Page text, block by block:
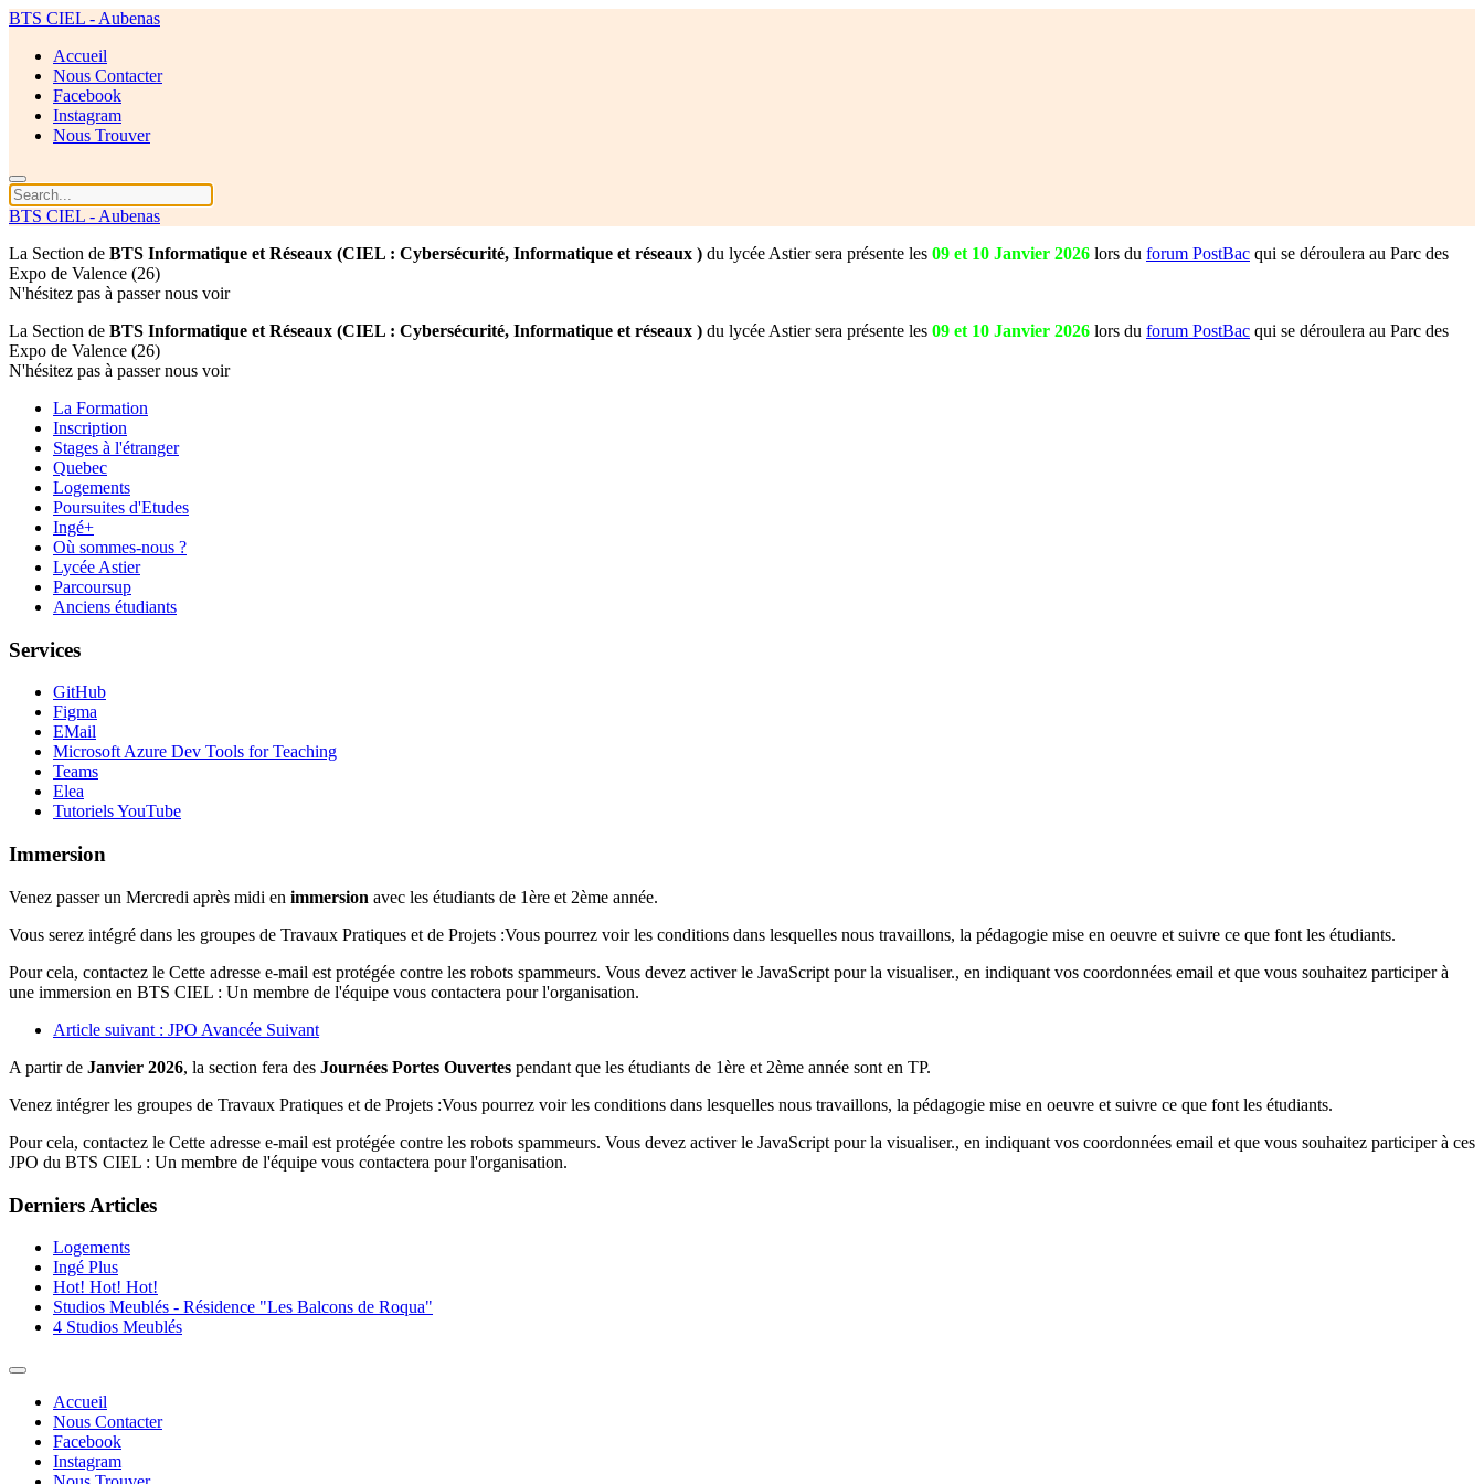
BTS CIEL - Aubenas
Accueil
Nous Contacter
Facebook
Instagram
Nous Trouver
BTS CIEL - Aubenas
La Section de BTS Informatique et Réseaux (CIEL : Cybersécurité, Informatique et réseaux ) du lycée Astier sera présente les 09 et 10 Janvier 2026 lors du forum PostBac qui se déroulera au Parc des
Expo de Valence (26)
N'hésitez pas à passer nous voir
La Section de BTS Informatique et Réseaux (CIEL : Cybersécurité, Informatique et réseaux ) du lycée Astier sera présente les 09 et 10 Janvier 2026 lors du forum PostBac qui se déroulera au Parc des
Expo de Valence (26)
N'hésitez pas à passer nous voir
La Formation
Inscription
Stages à l'étranger
Quebec
Logements
Poursuites d'Etudes
Ingé+
Où sommes-nous ?
Lycée Astier
Parcoursup
Anciens étudiants
Services
GitHub
Figma
EMail
Microsoft Azure Dev Tools for Teaching
Teams
Elea
Tutoriels YouTube
Immersion
Venez passer un Mercredi après midi en immersion avec les étudiants de 1ère et 2ème année.
Vous serez intégré dans les groupes de Travaux Pratiques et de Projets :Vous pourrez voir les conditions dans lesquelles nous travaillons, la pédagogie mise en oeuvre et suivre ce que font les étudiants.
Pour cela, contactez le Cette adresse e-mail est protégée contre les robots spammeurs. Vous devez activer le JavaScript pour la visualiser., en indiquant vos coordonnées email et que vous souhaitez participer à
une immersion en BTS CIEL : Un membre de l'équipe vous contactera pour l'organisation.
Article suivant : JPO Avancée Suivant
A partir de Janvier 2026, la section fera des Journées Portes Ouvertes pendant que les étudiants de 1ère et 2ème année sont en TP.
Venez intégrer les groupes de Travaux Pratiques et de Projets :Vous pourrez voir les conditions dans lesquelles nous travaillons, la pédagogie mise en oeuvre et suivre ce que font les étudiants.
Pour cela, contactez le Cette adresse e-mail est protégée contre les robots spammeurs. Vous devez activer le JavaScript pour la visualiser., en indiquant vos coordonnées email et que vous souhaitez participer à ces
JPO du BTS CIEL : Un membre de l'équipe vous contactera pour l'organisation.
Derniers Articles
Logements
Ingé Plus
Hot! Hot! Hot!
Studios Meublés - Résidence "Les Balcons de Roqua"
4 Studios Meublés
Accueil
Nous Contacter
Facebook
Instagram